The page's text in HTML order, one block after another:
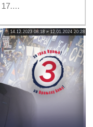
14.12.2023 08:18 » 12.01.2024 20:28